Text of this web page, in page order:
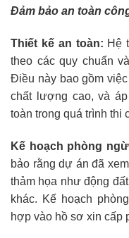
Đảm bảo an toàn
Thiết kế an toàn: Hệ
theo các quy chuẩn
Điều này bao gồm
chất lượng cao, và
toàn trong quá trình thi
Kế hoạch phòng
bảo rằng dự án đã
thảm họa như động
khác. Kế hoạch
hợp vào hồ sơ xin cấp